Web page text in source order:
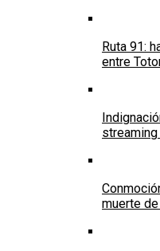
Ruta 91:
entre
muerte